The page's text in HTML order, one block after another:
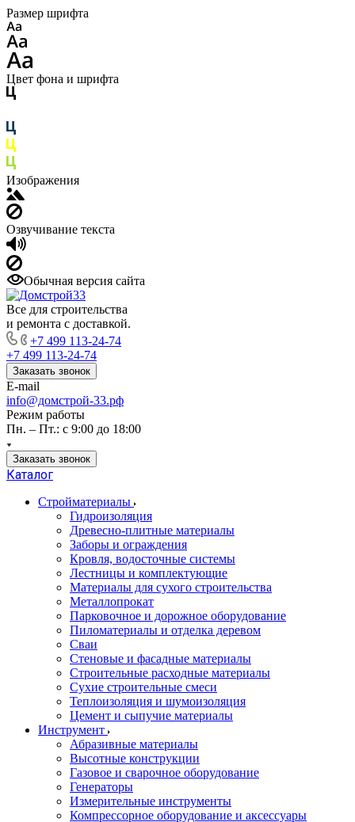
Размер шрифта
Цвет фона и шрифта
Изображения
Озвучивание текста
Обычная версия сайта
Все для строительства
и ремонта с доставкой.
+7 499 113-24-74
+7 499 113-24-74
Заказать звонок
E-mail
info@домстрой-33.рф
Режим работы
Пн. – Пт.: с 9:00 до 18:00
Заказать звонок
Каталог
Стройматериалы
Гидроизоляция
Древесно-плитные материалы
Заборы и ограждения
Кровля, водосточные системы
Лестницы и комплектующие
Материалы для сухого строительства
Металлопрокат
Парковочное и дорожное оборудование
Пиломатериалы и отделка деревом
Сваи
Стеновые и фасадные материалы
Строительные расходные материалы
Сухие строительные смеси
Теплоизоляция и шумоизоляция
Цемент и сыпучие материалы
Инструмент
Абразивные материалы
Высотные конструкции
Газовое и сварочное оборудование
Генераторы
Измерительные инструменты
Компрессорное оборудование и аксессуары